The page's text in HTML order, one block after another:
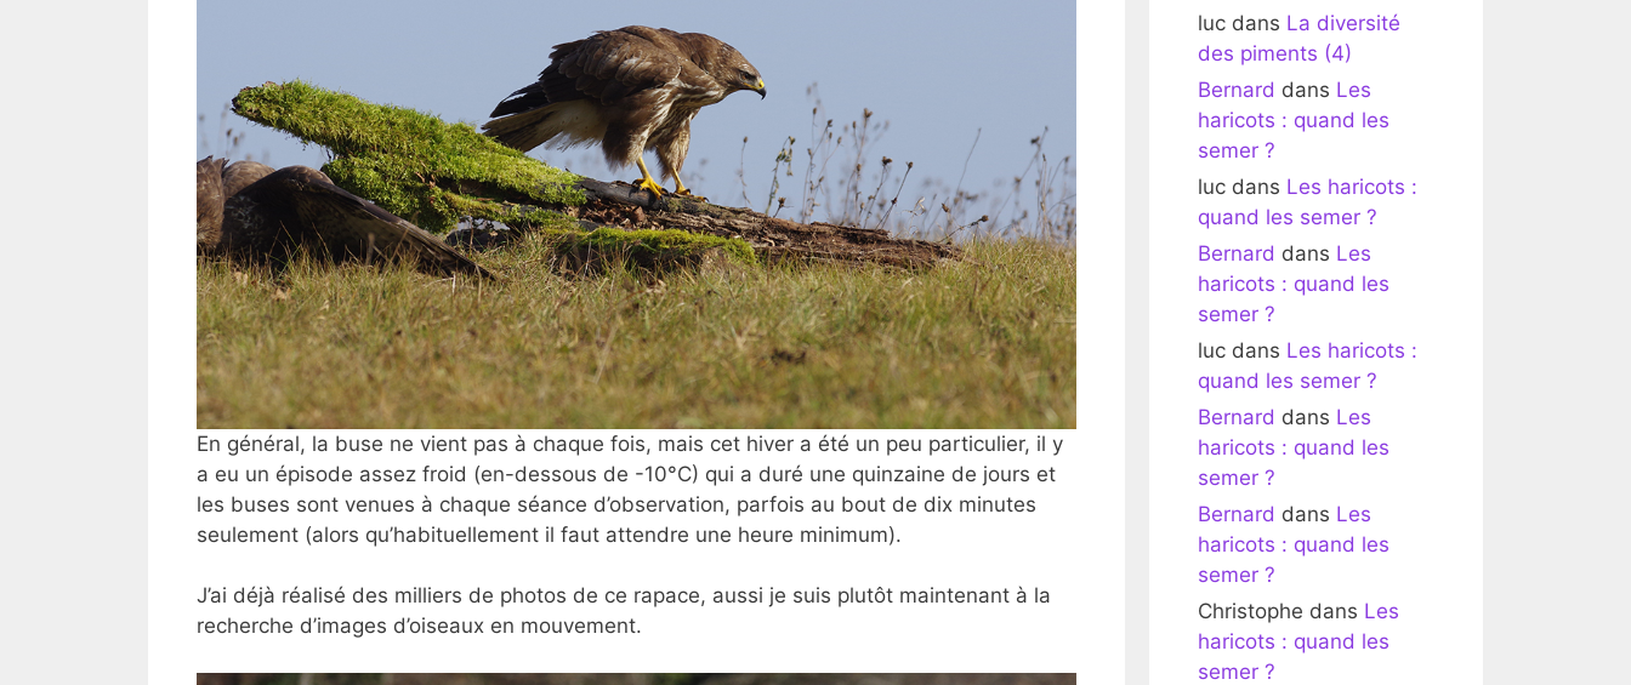
En général, la buse ne vient pas à chaque fois, mais cet hiver a été un peu particulier, il y
a eu un épisode assez froid (en-dessous de -10°C) qui a duré une quinzaine de jours et
les buses sont venues à chaque séance d’observation, parfois au bout de dix minutes
seulement (alors qu’habituellement il faut attendre une heure minimum).
J’ai déjà réalisé des milliers de photos de ce rapace, aussi je suis plutôt maintenant à la
recherche d’images d’oiseaux en mouvement.
luc dans La diversité
des piments (4)
Bernard dans Les
haricots : quand les
semer ?
luc dans Les haricots :
quand les semer ?
Bernard dans Les
haricots : quand les
semer ?
luc dans Les haricots :
quand les semer ?
Bernard dans Les
haricots : quand les
semer ?
Bernard dans Les
haricots : quand les
semer ?
Christophe dans Les
haricots : quand les
semer ?